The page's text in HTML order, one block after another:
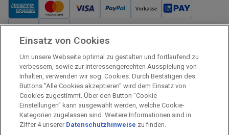
Verkauf und Versand
Kostenloser Versand:
Verkauf und Versand durch:
Verkauf Gutscheine durch:
Sicher einkaufen
Einsatz von Cookies
Um unsere Webseite optimal zu gestalten und fortlaufend zu
verbessern, sowie zur interessengerechten Ausspielung von
Inhalten, verwenden wir sog. Cookies. Durch Bestätigen des
Buttons "Alle Cookies akzeptieren" wird dem Einsatz von
Cookies zugestimmt. Über den Button "Cookie-
Einstellungen" kann ausgewählt werden, welche Cookie-
Kategorien zugelassen sind. Weitere Informationen sind in
Ziffer 4 unserer Datenschutzhinweise zu finden.